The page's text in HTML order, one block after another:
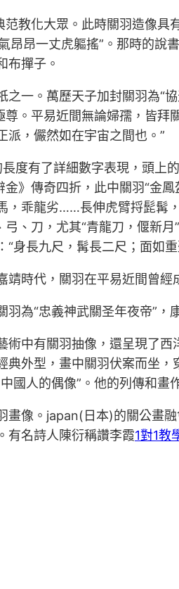
教化大眾。此時關羽造像
昂昂一丈虎軀搖”。那時的說
布撣子。
一。萬歷天子加封關羽為“
。平易近間無論婦孺，皆
派，儼然如在宇宙之間也。”
度有了詳細數字表現，頭
》傳奇四折，此中關羽“金
乖龍劣……長伸虎臂捋髭髯
、刀，尤其“青龍刀，偃新
身長九尺，髯長二尺；面如
時代，關羽在平易近間曾
為“忠義神武關圣年夜帝”，
中有關羽抽像，還呈現了
外型，畫中關羽伏案而坐
人的偶像”。他的列傳和畫
像。japan(日本)的關公畫
有名詩人陳衍稱讚李霞1對1教